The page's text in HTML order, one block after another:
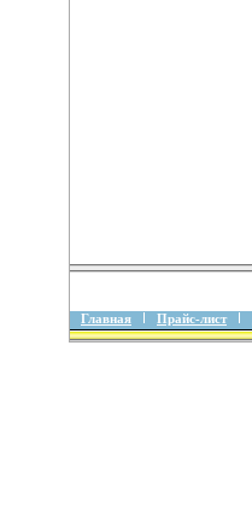
Главная Прайс-лист